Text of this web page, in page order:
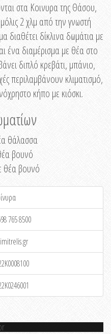
στα Κοινυρα της Θάσου,
2 χλμ από την γνωστή
δίκλινα δωμάτια με
ένα διαμέρισμα με θέα στο
διπλό κρεβάτι, μπάνιο,
περιλαμβάνουν κλιματισμό,
κήπο με κιόσκι.
θάλασσα
βουνό
θέα βουνό
765 8500